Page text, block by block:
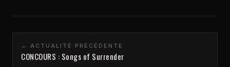
← ACTUALITÉ PRÉCÉDENTE
CONCOURS : Songs of Surrender